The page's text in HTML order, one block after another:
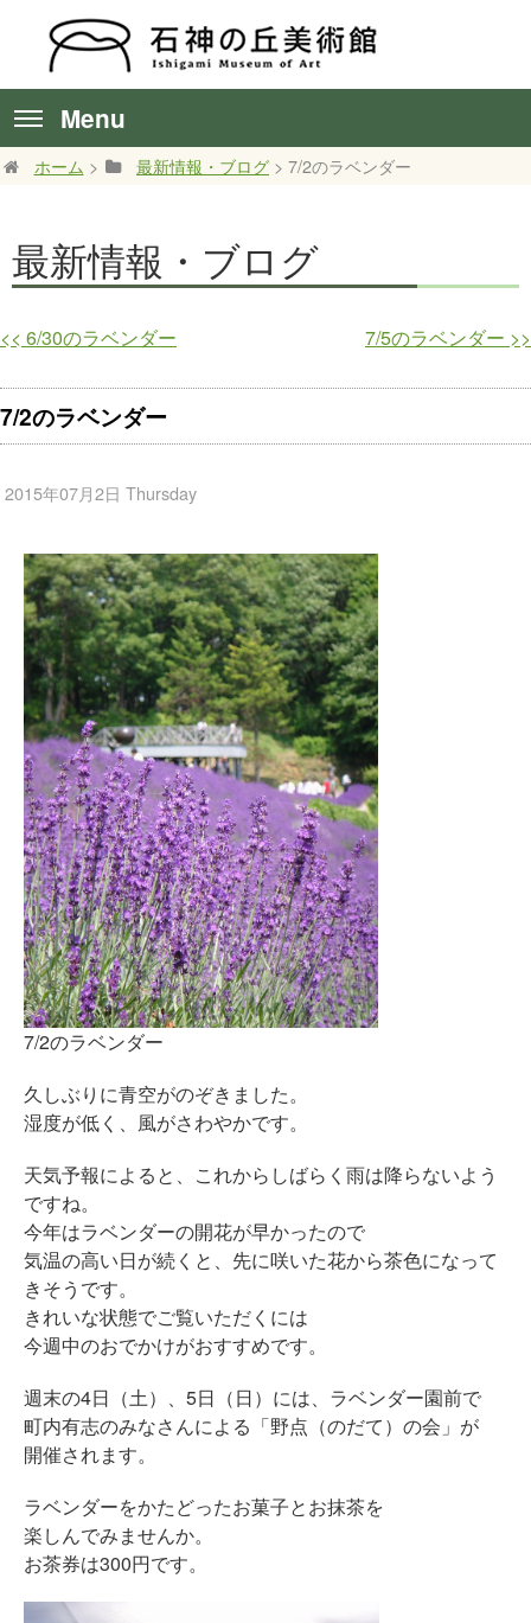
Menu
ホーム > 最新情報・ブログ > 7/2のラベンダー
最新情報・ブログ
<< 6/30のラベンダー 7/5のラベンダー >>
7/2のラベンダー
2015年07月2日 Thursday
7/2のラベンダー
久しぶりに青空がのぞきました。
湿度が低く、風がさわやかです。
天気予報によると、これからしばらく雨は降らないよう
ですね。
今年はラベンダーの開花が早かったので
気温の高い日が続くと、先に咲いた花から茶色になって
きそうです。
きれいな状態でご覧いただくには
今週中のおでかけがおすすめです。
週末の4日（土）、5日（日）には、ラベンダー園前で
町内有志のみなさんによる「野点（のだて）の会」が
開催されます。
ラベンダーをかたどったお菓子とお抹茶を
楽しんでみませんか。
お茶券は300円です。